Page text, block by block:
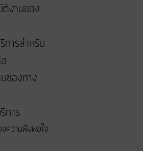
งานของ
การสำหรับ
ช่องทาง
การ
ความพึงพอใจ